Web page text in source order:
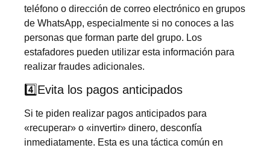
teléfono o dirección de correo electrónico en grupos
de WhatsApp, especialmente si no conoces a las
personas que forman parte del grupo. Los
estafadores pueden utilizar esta información para
realizar fraudes adicionales.
4️⃣Evita los pagos anticipados
Si te piden realizar pagos anticipados para
«recuperar» o «invertir» dinero, desconfía
inmediatamente. Esta es una táctica común en